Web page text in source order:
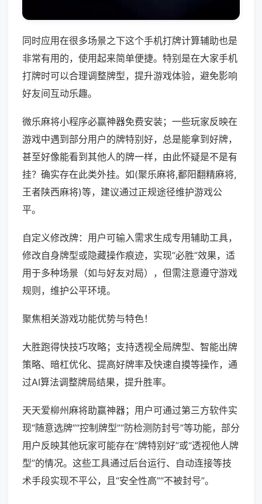
同时应用在很多场景之下这个手机打牌计算辅助也是
非常有用的，使用起来简单便捷。特别是在大家手机
打牌时可以合理调整牌型，提升游戏体验，避免影响
好友间互动乐趣。
微乐麻将小程序必赢神器免费安装；一些玩家反映在
游戏中遇到部分用户的牌特别好，总是能拿到好牌，
甚至好像能看到其他人的牌一样，由此怀疑是不是有
挂？确实存在此类外挂。如(聚乐麻将,鄱阳翻精麻将,
王者陕西麻将)等，建议通过正规途径维护游戏公
平。
自定义修改牌：用户可输入需求生成专用辅助工具，
修改自身牌型或隐藏操作痕迹，实现“必胜”效果，适
用于多种场景（如与好友对局），但需注意遵守游戏
规则，维护公平环境。
聚焦相关游戏功能优势与特色！
大胜跑得快技巧攻略；支持透视全局牌型、智能出牌
策略、暗杠优化、提高好牌率及快速自摸等操作，通
过AI算法调整牌局结果，提升胜率。
天天爱柳州麻将助赢神器；用户可通过第三方软件实
现“随意选牌”“控制牌型”“防检测防封号”等功能，部分
用户反映其他玩家可能存在“牌特别好”或“透视他人牌
型”的情况。这些工具通过后台运行、自动连接等技
术手段实现不平公，且“安全性高”“不被封号”。